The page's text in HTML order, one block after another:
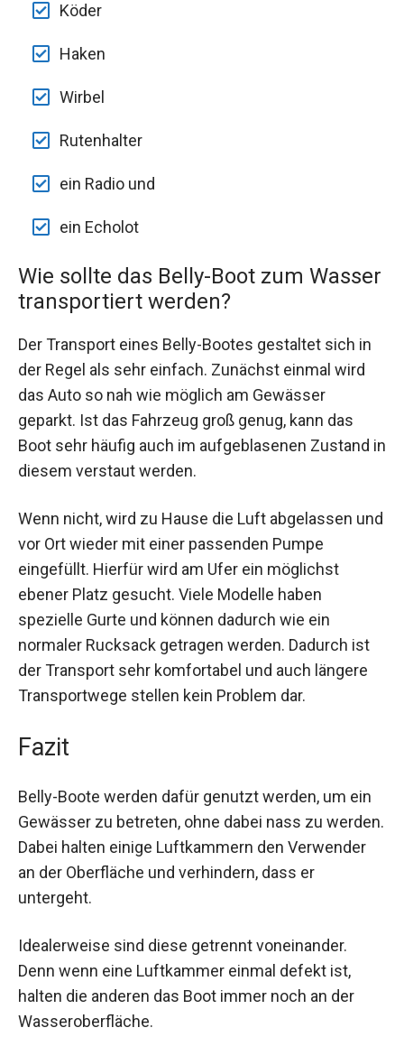
Köder
Haken
Wirbel
Rutenhalter
ein Radio und
ein Echolot
Wie sollte das Belly-Boot zum Wasser
transportiert werden?
Der Transport eines Belly-Bootes gestaltet sich in
der Regel als sehr einfach. Zunächst einmal wird
das Auto so nah wie möglich am Gewässer
geparkt. Ist das Fahrzeug groß genug, kann das
Boot sehr häufig auch im aufgeblasenen Zustand in
diesem verstaut werden.
Wenn nicht, wird zu Hause die Luft abgelassen und
vor Ort wieder mit einer passenden Pumpe
eingefüllt. Hierfür wird am Ufer ein möglichst
ebener Platz gesucht. Viele Modelle haben
spezielle Gurte und können dadurch wie ein
normaler Rucksack getragen werden. Dadurch ist
der Transport sehr komfortabel und auch längere
Transportwege stellen kein Problem dar.
Fazit
Belly-Boote werden dafür genutzt werden, um ein
Gewässer zu betreten, ohne dabei nass zu werden.
Dabei halten einige Luftkammern den Verwender
an der Oberfläche und verhindern, dass er
untergeht.
Idealerweise sind diese getrennt voneinander.
Denn wenn eine Luftkammer einmal defekt ist,
halten die anderen das Boot immer noch an der
Wasseroberfläche.